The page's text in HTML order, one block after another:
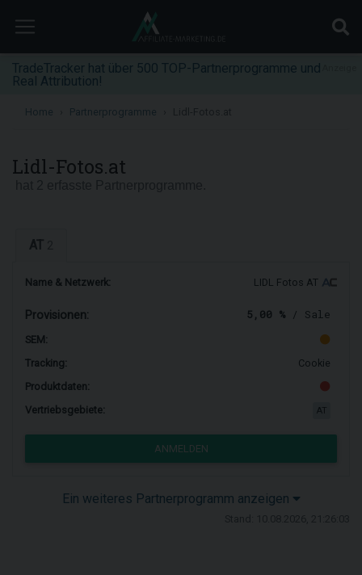
TradeTracker hat über 500 TOP-Partnerprogramme und
Real Attribution!
Home Partnerprogramme
Lidl-Fotos.at
AT
Name & Netzwerk: LIDL Fotos AT
Provisionen: 5,00 % / Sale
SEM:
Tracking:
Cookie
Produktdaten:
Vertriebsgebiete:
AT
ANMELDEN
Ein weiteres Partnerprogramm anzeigen